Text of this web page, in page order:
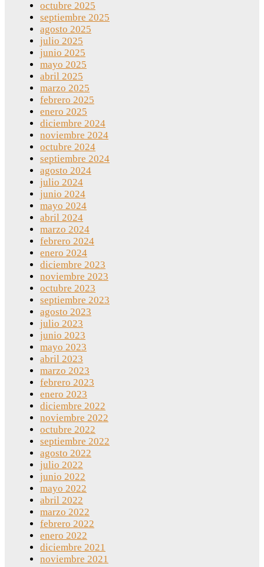
octubre 2025
septiembre 2025
agosto 2025
julio 2025
junio 2025
mayo 2025
abril 2025
marzo 2025
febrero 2025
enero 2025
diciembre 2024
noviembre 2024
octubre 2024
septiembre 2024
agosto 2024
julio 2024
junio 2024
mayo 2024
abril 2024
marzo 2024
febrero 2024
enero 2024
diciembre 2023
noviembre 2023
octubre 2023
septiembre 2023
agosto 2023
julio 2023
junio 2023
mayo 2023
abril 2023
marzo 2023
febrero 2023
enero 2023
diciembre 2022
noviembre 2022
octubre 2022
septiembre 2022
agosto 2022
julio 2022
junio 2022
mayo 2022
abril 2022
marzo 2022
febrero 2022
enero 2022
diciembre 2021
noviembre 2021